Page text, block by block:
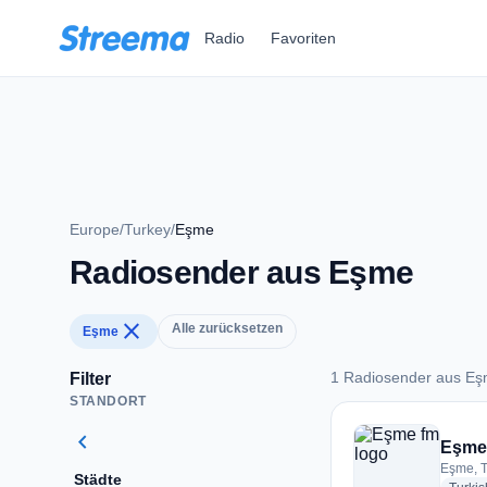
Radio Favoriten
Europe/Turkey/Eşme
Radiosender aus Eşme
Eşme close Alle zurücksetzen
Filter
STANDORT
chevron_left
Städte
1 Radiosender aus
1 Radiosender aus
Eşme,